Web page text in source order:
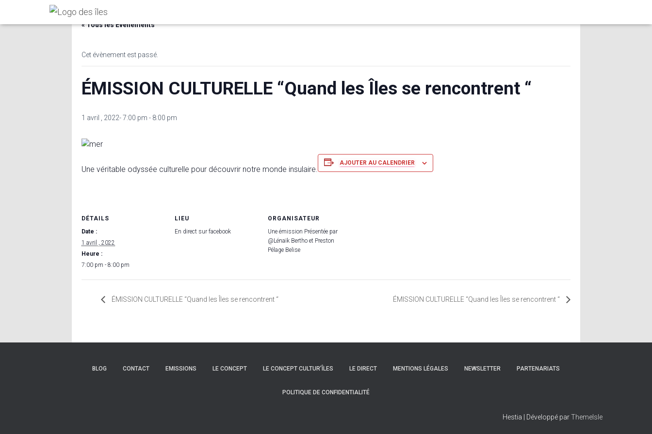
« Tous les Évènements
Cet évènement est passé.
ÉMISSION CULTURELLE “Quand les Îles se rencontrent “
1 avril , 2022- 7:00 pm - 8:00 pm
Une véritable odyssée culturelle pour découvrir notre monde insulaire.
AJOUTER AU CALENDRIER
DÉTAILS
Date :
1 avril , 2022
Heure :
7:00 pm - 8:00 pm
LIEU
En direct sur facebook
ORGANISATEUR
Une émission Présentée par
@Lénaïk Bertho et Preston
Pélage Belise
ÉMISSION CULTURELLE “Quand les Îles se rencontrent “ ÉMISSION CULTURELLE “Quand les Îles se rencontrent “
BLOG CONTACT EMISSIONS LE CONCEPT LE CONCEPT CULTUR’ÎLES LE DIRECT MENTIONS LÉGALES NEWSLETTER PARTENARIATS
POLITIQUE DE CONFIDENTIALITÉ
Hestia | Développé parThemeIsle